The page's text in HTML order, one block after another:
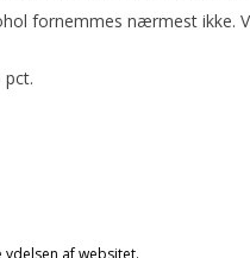
af websitet.
fornemmes nærmest ikke.
pct.